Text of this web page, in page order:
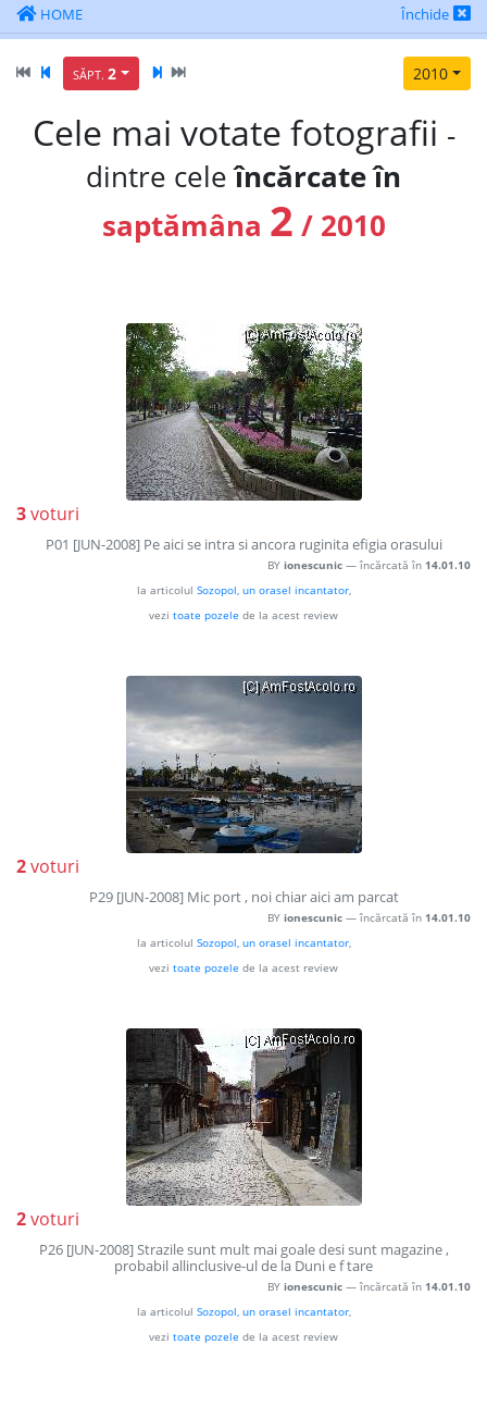
HOME Închide
2010
SĂPT. 2
Cele mai votate fotografii -
dintre celeîncărcate în
saptămâna 2 / 2010
3voturi
P01 [JUN-2008] Pe aici se intra si ancora ruginita efigia orasului
BY ionescunic — încărcată în 14.01.10
la articolul Sozopol, un orasel incantator,
vezi toate pozele de la acest review
2voturi
P29 [JUN-2008] Mic port , noi chiar aici am parcat
BY ionescunic — încărcată în 14.01.10
la articolul Sozopol, un orasel incantator,
vezi toate pozele de la acest review
2voturi
P26 [JUN-2008] Strazile sunt mult mai goale desi sunt magazine ,
probabil allinclusive-ul de la Duni e f tare
BY ionescunic — încărcată în 14.01.10
la articolul Sozopol, un orasel incantator,
vezi toate pozele de la acest review